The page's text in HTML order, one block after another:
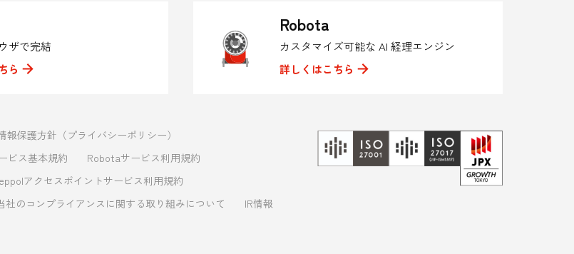
ザで完結
ら
Robota
カスタマイズ可能な AI 経理エンジン
詳しくはこちら
報保護方針（プライバシーポリシー）
ビス基本規約
Robotaサービス利用規約
アクセスポイントサービス利用規約
社のコンプライアンスに関する取り組みについて
IR情報